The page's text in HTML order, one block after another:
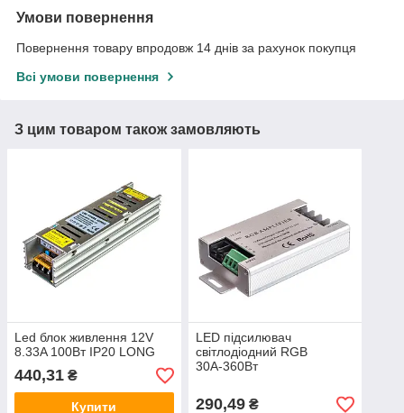
Умови повернення
Повернення товару впродовж 14 днів за рахунок покупця
Всі умови повернення
З цим товаром також замовляють
Led блок живлення 12V
8.33A 100Вт IP20 LONG
440,31 ₴
Купити
LED підсилювач
світлодіодний RGB
30А-360Вт
290,49₴